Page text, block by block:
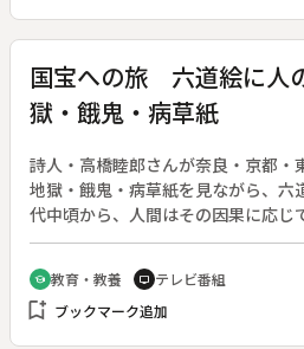
国宝への旅 六道絵に人
獄・餓鬼・病草紙
詩人・高橋睦郎さんが奈良・京都・
地獄・餓鬼・病草紙を見ながら、
代中頃から、人間はその因果に応じ
羅・人間・天上の六道を輪廻すると
獄・餓鬼・病草紙はこの浄土思想を
たもので、いずれも地獄の業火や現
たちの悲惨で醜悪な姿が迫力ある表
school 教育・教養 tv テレビ番組
bookmark_add ブックマーク追加